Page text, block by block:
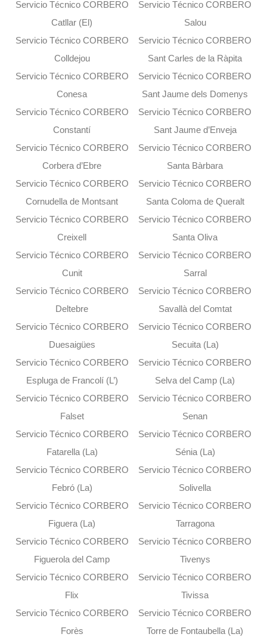
Servicio Técnico CORBERO
Catllar (El)
Servicio Técnico CORBERO
Colldejou
Servicio Técnico CORBERO
Conesa
Servicio Técnico CORBERO
Constantí
Servicio Técnico CORBERO
Corbera d’Ebre
Servicio Técnico CORBERO
Cornudella de Montsant
Servicio Técnico CORBERO
Creixell
Servicio Técnico CORBERO
Cunit
Servicio Técnico CORBERO
Deltebre
Servicio Técnico CORBERO
Duesaigües
Servicio Técnico CORBERO
Espluga de Francolí (L’)
Servicio Técnico CORBERO
Falset
Servicio Técnico CORBERO
Fatarella (La)
Servicio Técnico CORBERO
Febró (La)
Servicio Técnico CORBERO
Figuera (La)
Servicio Técnico CORBERO
Figuerola del Camp
Servicio Técnico CORBERO
Flix
Servicio Técnico CORBERO
Forès
Servicio Técnico CORBERO
Salou
Servicio Técnico CORBERO
Sant Carles de la Ràpita
Servicio Técnico CORBERO
Sant Jaume dels Domenys
Servicio Técnico CORBERO
Sant Jaume d’Enveja
Servicio Técnico CORBERO
Santa Bàrbara
Servicio Técnico CORBERO
Santa Coloma de Queralt
Servicio Técnico CORBERO
Santa Oliva
Servicio Técnico CORBERO
Sarral
Servicio Técnico CORBERO
Savallà del Comtat
Servicio Técnico CORBERO
Secuita (La)
Servicio Técnico CORBERO
Selva del Camp (La)
Servicio Técnico CORBERO
Senan
Servicio Técnico CORBERO
Sénia (La)
Servicio Técnico CORBERO
Solivella
Servicio Técnico CORBERO
Tarragona
Servicio Técnico CORBERO
Tivenys
Servicio Técnico CORBERO
Tivissa
Servicio Técnico CORBERO
Torre de Fontaubella (La)